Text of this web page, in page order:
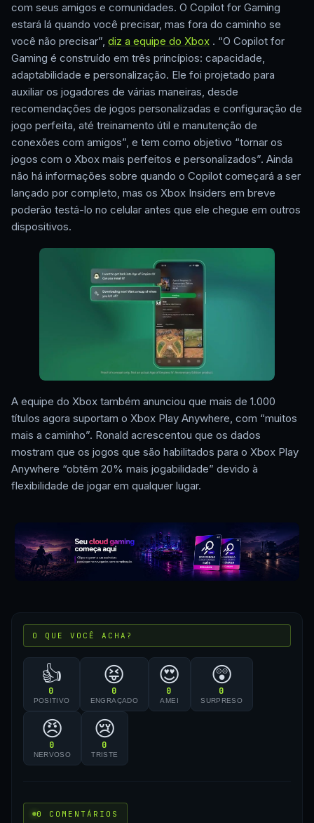
com seus amigos e comunidades. O Copilot for Gaming
estará lá quando você precisar, mas fora do caminho se
você não precisar”, diz a equipe do Xbox . “O Copilot for
Gaming é construído em três princípios: capacidade,
adaptabilidade e personalização. Ele foi projetado para
auxiliar os jogadores de várias maneiras, desde
recomendações de jogos personalizadas e configuração de
jogo perfeita, até treinamento útil e manutenção de
conexões com amigos”, e tem como objetivo “tornar os
jogos com o Xbox mais perfeitos e personalizados”. Ainda
não há informações sobre quando o Copilot começará a ser
lançado por completo, mas os Xbox Insiders em breve
poderão testá-lo no celular antes que ele chegue em outros
dispositivos.
A equipe do Xbox também anunciou que mais de 1.000
títulos agora suportam o Xbox Play Anywhere, com “muitos
mais a caminho”. Ronald acrescentou que os dados
mostram que os jogos que são habilitados para o Xbox Play
Anywhere “obtêm 20% mais jogabilidade” devido à
flexibilidade de jogar em qualquer lugar.
O QUE VOCÊ ACHA?
👍
0
POSITIVO
😝
0
ENGRAÇADO
😍
0
AMEI
😲
0
SURPRESO
😠
0
NERVOSO
😢
0
TRISTE
0 COMENTÁRIOS